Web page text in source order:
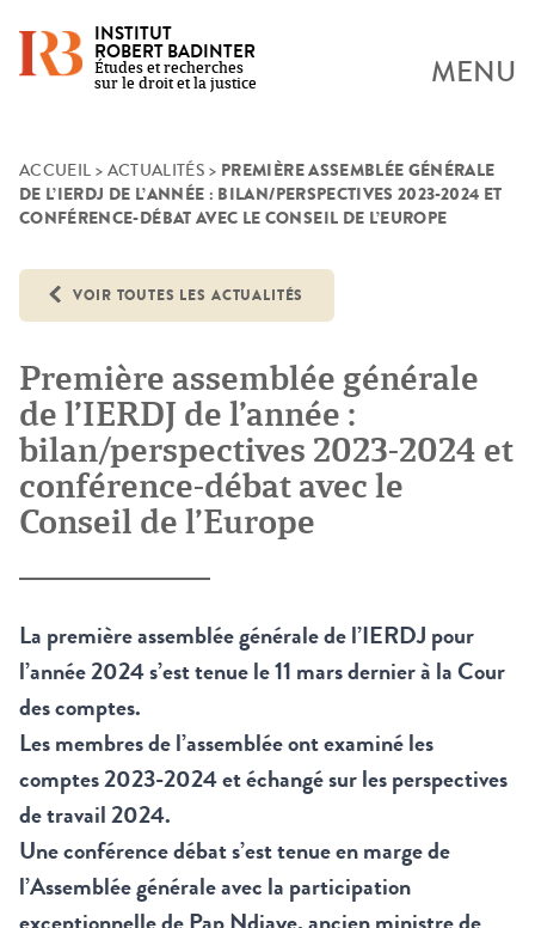
Skip
content
INSTITUT
ROBERT BADINTER
Études et recherches
sur le droit et la justice
MENU
ACCUEIL > ACTUALITÉS > PREMIÈRE ASSEMBLÉE GÉNÉRALE
DE L’IERDJ DE L’ANNÉE : BILAN/PERSPECTIVES 2023-2024 ET
CONFÉRENCE-DÉBAT AVEC LE CONSEIL DE L’EUROPE
VOIR TOUTES LES ACTUALITÉS
Première assemblée générale
de l’IERDJ de l’année :
bilan/perspectives 2023-2024 et
conférence-débat avec le
Conseil de l’Europe
La première assemblée générale de l’IERDJ pour
l’année 2024 s’est tenue le 11 mars dernier à la Cour
des comptes.
Les membres de l’assemblée ont examiné les
comptes 2023-2024 et échangé sur les perspectives
de travail 2024.
Une conférence débat s’est tenue en marge de
l’Assemblée générale avec la participation